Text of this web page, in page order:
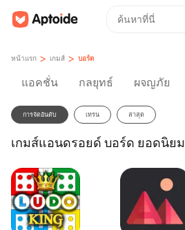
หน้าแรก > เกมส์ > บอร์ด
แอคชั่น กลยุทธ์ ผจญภัย
การจัดอันดับ เทรน ล่าสุด
เกมส์แอนดรอยด์ บอร์ด ยอดนิยม